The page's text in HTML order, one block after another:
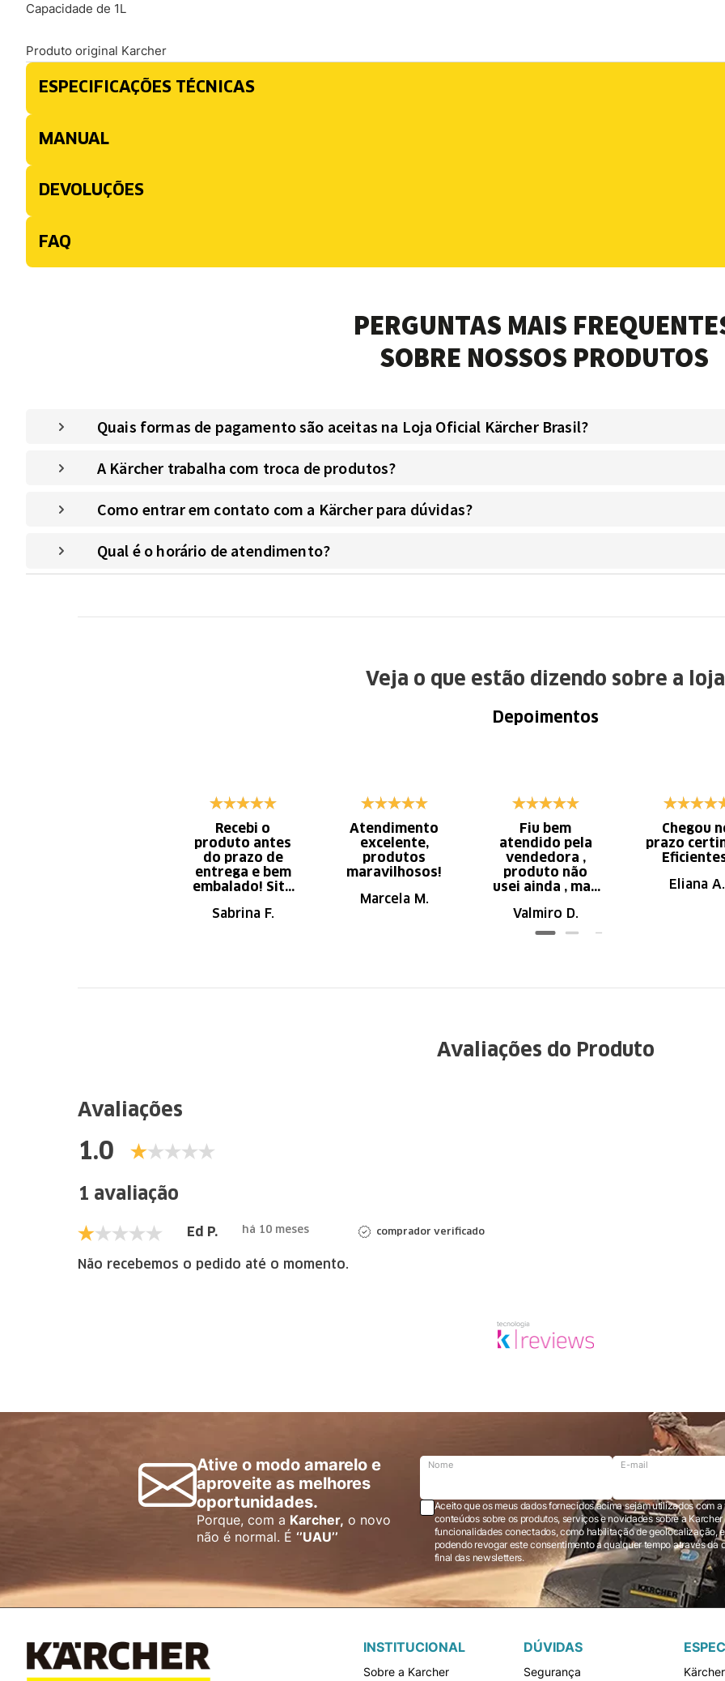
Capacidade de 1L
Produto original Karcher
ESPECIFICAÇÕES TÉCNICAS
MANUAL
DEVOLUÇÕES
FAQ
PERGUNTAS MAIS
SOBRE NOSSOS PRODUTOS
Quais formas de pagamento são aceitas na Loja Oficial Kärcher Brasil?
A Kärcher trabalha com troca de produtos?
Como entrar em contato com a Kärcher para dúvidas?
Qual é o horário de atendimento?
Veja o que estão dizendo sobre a loja
Depoimentos
Recebi o
produto antes
do prazo de
entrega e bem
embalado! Site
navegação.
Sabrina F.
Atendimento
excelente,
produtos
maravilhosos!
Marcela M.
Fiu bem
atendido pela
vendedora ,
produto não
usei ainda , mas
ótima qualidade
Valmiro D.
Chegou
prazo
Eliana A.
Avaliações do Produto
Avaliações
1.0
1 avaliação
Ed P. há 10 meses comprador verificado
Não recebemos o pedido até o momento.
Ative o modo amarelo e
aproveite as melhores
oportunidades.
Porque, com a Karcher, o novo
não é normal. É ‘’UAU’’
Nome E-mail
Aceito que os meus dados fornecidos acima sejam utilizados com
conteúdos sobre os produtos, serviços e novidades sobre a Karcher Brasil via e-mail marketing e registro de
funcionalidades conectados, como habilitação de geolocalização,
podendo revogar este consentimento a qualquer tempo através da opção “cancelar inscrição” localizada ao
final das newsletters.
INSTITUCIONAL
Sobre a Karcher
DÚVIDAS
Segurança